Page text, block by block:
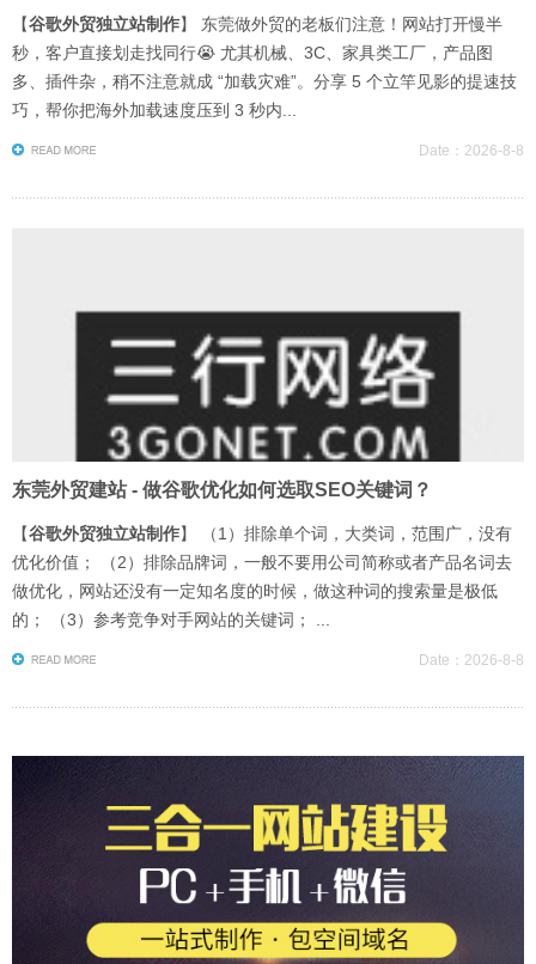
【谷歌外贸独立站制作】 东莞做外贸的老板们注意！网站打开慢半
秒，客户直接划走找同行😭 尤其机械、3C、家具类工厂，产品图
多、插件杂，稍不注意就成 “加载灾难”。分享 5 个立竿见影的提速技
巧，帮你把海外加载速度压到 3 秒内...
Date：2026-8-8
东莞外贸建站 - 做谷歌优化如何选取SEO关键词？
【谷歌外贸独立站制作】 （1）排除单个词，大类词，范围广，没有
优化价值； （2）排除品牌词，一般不要用公司简称或者产品名词去
做优化，网站还没有一定知名度的时候，做这种词的搜索量是极低
的； （3）参考竞争对手网站的关键词； ...
Date：2026-8-8